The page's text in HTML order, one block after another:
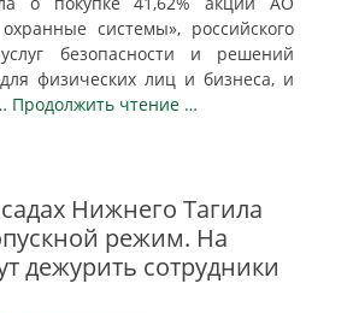
системы», российского
безопасности и решений
физических лиц и бизнеса, и
Продолжить чтение …
Нижнего Тагила
режим. На
дежурить сотрудники